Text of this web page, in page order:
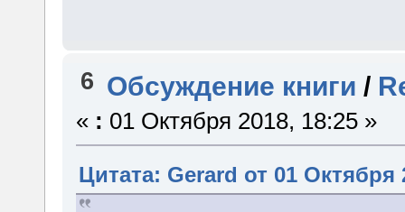
6 Обсуждение книги /
« : 01 Октября 2018, 18:25 »
Цитата: Gerard от 01 Октября